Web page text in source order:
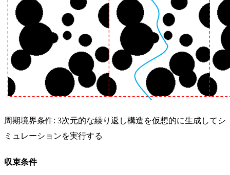
周期境界条件: 3次元的な繰り返し構造を仮想的に生成してシ
ミュレーションを実行する
収束条件